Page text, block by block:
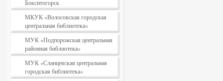
Бокситогорск
МКУК «Волосовская городская
центральная библиотека»
МУК «Подпорожская центральная
районная библиотека»
МУК «Сланцевская центральная
городская библиотека»